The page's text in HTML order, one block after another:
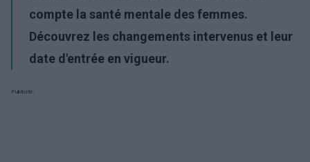
compte la santé mentale des femmes.
Découvrez les changements intervenus et leur
date d'entrée en vigueur.
Publicité: